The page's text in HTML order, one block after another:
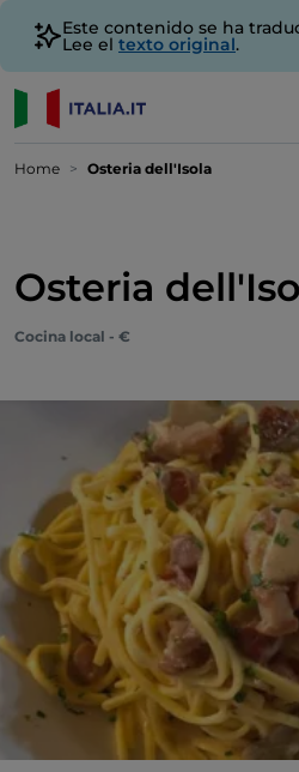
Este contenido se ha
Lee el texto original.
Home Osteria dell'Isola
Osteria
Cocina local - €